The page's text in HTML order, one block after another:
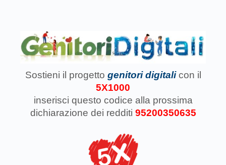
Sostieni il progetto genitori digitali con il
5X1000
inserisci questo codice alla prossima
dichiarazione dei redditi 95200350635